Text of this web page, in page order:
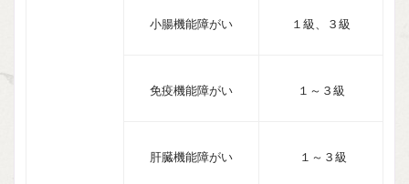
小腸機能障がい １級、３級
免疫機能障がい １～３級
肝臓機能障がい １～３級